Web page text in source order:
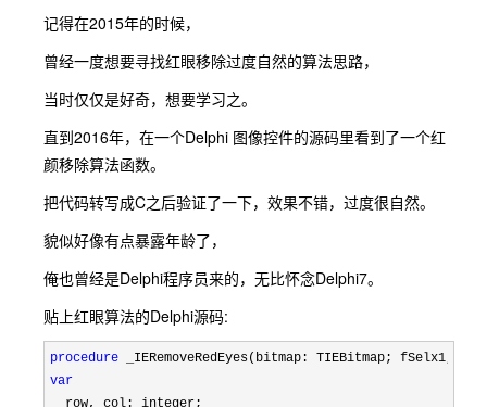
记得在2015年的时候，
曾经一度想要寻找红眼移除过度自然的算法思路，
当时仅仅是好奇，想要学习之。
直到2016年，在一个Delphi 图像控件的源码里看到了一个红
颜移除算法函数。
把代码转写成C之后验证了一下，效果不错，过度很自然。
貌似好像有点暴露年龄了，
俺也曾经是Delphi程序员来的，无比怀念Delphi7。
贴上红眼算法的Delphi源码:
procedure
var
  row, col: integer;